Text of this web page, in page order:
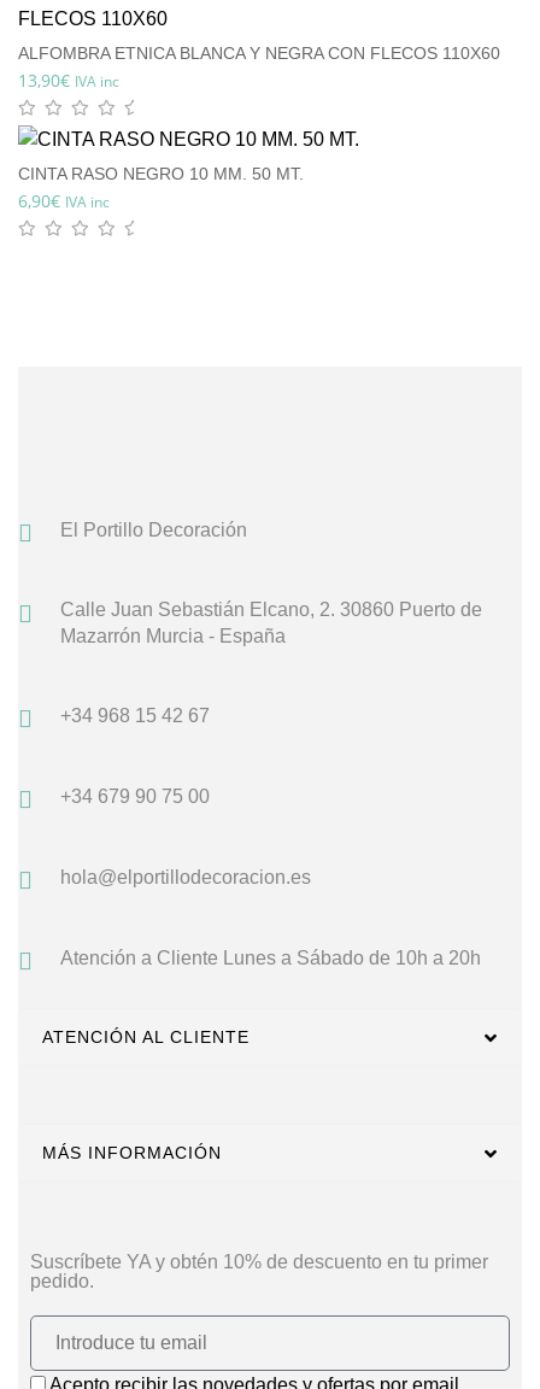
ALFOMBRA ETNICA BLANCA Y NEGRA CON FLECOS 110X60
13,90€ IVA inc
CINTA RASO NEGRO 10 MM. 50 MT.
6,90€ IVA inc
El Portillo Decoración
Calle Juan Sebastián Elcano, 2. 30860 Puerto de
Mazarrón Murcia - España
+34 968 15 42 67
+34 679 90 75 00
hola@elportillodecoracion.es
Atención a Cliente Lunes a Sábado de 10h a 20h
ATENCIÓN AL CLIENTE
MÁS INFORMACIÓN
Suscríbete YA y obtén 10% de descuento en tu primer
pedido.